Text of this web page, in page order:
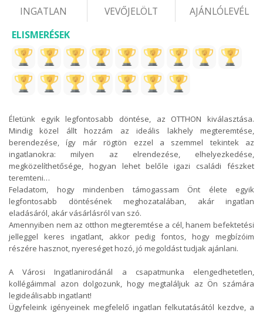
INGATLAN VEVŐJELÖLT
AJÁNLÓLEVÉL
ELISMERÉSEK
Életünk egyik legfontosabb döntése, az OTTHON kiválasztása.
Mindig közel állt hozzám az ideális lakhely megteremtése,
berendezése, így már rögtön ezzel a szemmel tekintek az
ingatlanokra: milyen az elrendezése, elhelyezkedése,
megközelíthetősége, hogyan lehet belőle igazi családi fészket
teremteni…
Feladatom, hogy mindenben támogassam Önt élete egyik
legfontosabb döntésének meghozatalában, akár ingatlan
eladásáról, akár vásárlásról van szó.
Amennyiben nem az otthon megteremtése a cél, hanem befektetési
jelleggel keres ingatlant, akkor pedig fontos, hogy megbízóim
részére hasznot, nyereséget hozó, jó megoldást tudjak ajánlani.
A Városi Ingatlanirodánál a csapatmunka elengedhetetlen,
kollégáimmal azon dolgozunk, hogy megtaláljuk az Ön számára
legideálisabb ingatlant!
Ügyfeleink igényeinek megfelelő ingatlan felkutatásától kezdve, a